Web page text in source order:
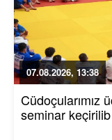
07.08.2026, 13:38
Cüdoçularımız
seminar keçirilib